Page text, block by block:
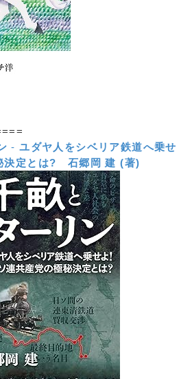
-ユダヤ人をシベリア鉄道へ乗せ
決定とは?
石郷岡 建 (著)